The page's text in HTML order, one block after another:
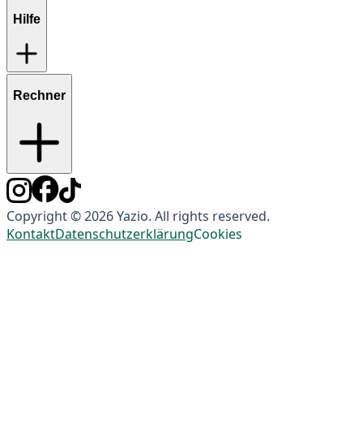
Hilfe
Rechner
Copyright © 2026 Yazio. All rights reserved.
KontaktDatenschutzerklärungCookies